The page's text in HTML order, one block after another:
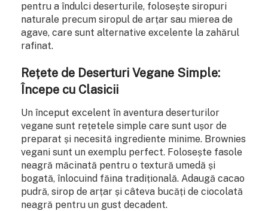
pentru a îndulci deserturile, folosește siropuri
naturale precum siropul de arțar sau mierea de
agave, care sunt alternative excelente la zahărul
rafinat.
Rețete de Deserturi Vegane Simple:
Începe cu Clasicii
Un început excelent în aventura deserturilor
vegane sunt rețetele simple care sunt ușor de
preparat și necesită ingrediente minime. Brownies
vegani sunt un exemplu perfect. Folosește fasole
neagră măcinată pentru o textură umedă și
bogată, înlocuind făina tradițională. Adaugă cacao
pudră, sirop de arțar și câteva bucăți de ciocolată
neagră pentru un gust decadent.